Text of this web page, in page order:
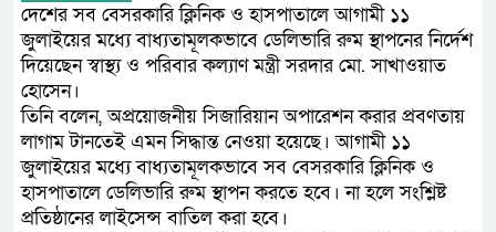
লালমনিরহাটে মাদকসহ
দেশের সব বেসরকারি ক্লিনিক ও হাসপাতালে আগামী ১১
জুলাইয়ের মধ্যে বাধ্যতামূলকভাবে ডেলিভারি রুম স্থাপনের নির্দেশ
দিয়েছেন স্বাস্থ্য ও পরিবার কল্যাণ মন্ত্রী সরদার মো. সাখাওয়াত
হোসেন।
তিনি বলেন, অপ্রয়োজনীয় সিজারিয়ান অপারেশন করার প্রবণতায়
লাগাম টানতেই এমন সিদ্ধান্ত নেওয়া হয়েছে। আগামী ১১
জুলাইয়ের মধ্যে বাধ্যতামূলকভাবে সব বেসরকারি ক্লিনিক ও
হাসপাতালে ডেলিভারি রুম স্থাপন করতে হবে। না হলে সংশ্লিষ্ট
প্রতিষ্ঠানের লাইসেন্স বাতিল করা হবে।